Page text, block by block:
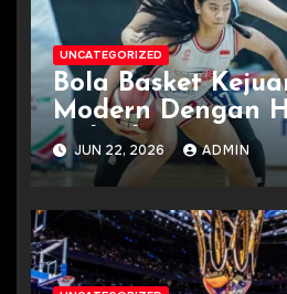
UNCATEGORIZED
Bola Basket
Modern Dengan
Jadwal
JUN 22, 2026 ADMIN